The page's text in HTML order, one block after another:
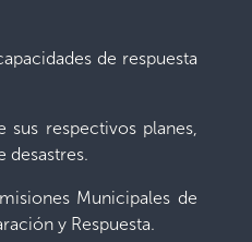
de respuesta
respectivos planes,
desastres.
Municipales de
y Respuesta.